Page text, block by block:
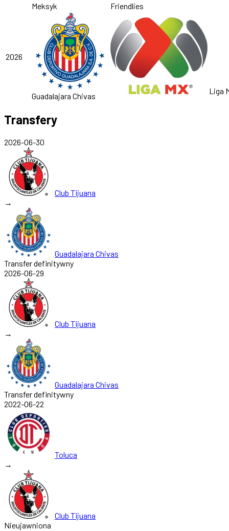
Meksyk Friendlies
2026
Guadalajara Chivas
Liga
Transfery
2026-06-30
Club Tijuana
→
Guadalajara Chivas
Transfer definitywny
2026-06-29
Club Tijuana
→
Guadalajara Chivas
Transfer definitywny
2022-06-22
Toluca
→
Club Tijuana
Nieujawniona